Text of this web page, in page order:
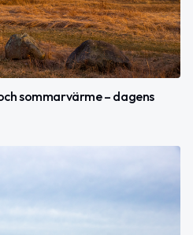
sommarvärme – dagens